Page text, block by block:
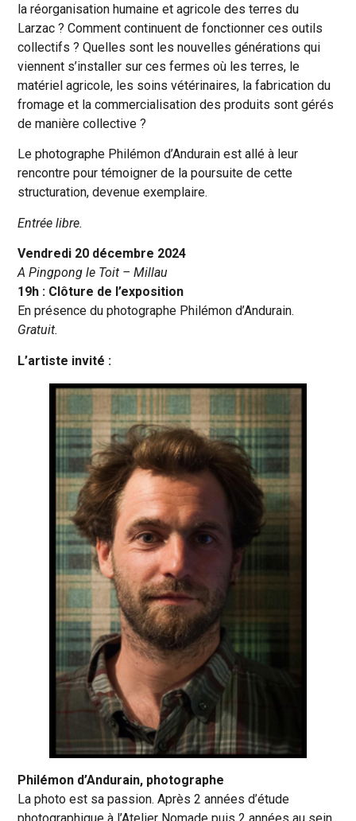
la réorganisation humaine et agricole des terres du
Larzac ? Comment continuent de fonctionner ces outils
collectifs ? Quelles sont les nouvelles générations qui
viennent s’installer sur ces fermes où les terres, le
matériel agricole, les soins vétérinaires, la fabrication du
fromage et la commercialisation des produits sont gérés
de manière collective ?
Le photographe Philémon d’Andurain est allé à leur
rencontre pour témoigner de la poursuite de cette
structuration, devenue exemplaire.
Entrée libre.
Vendredi 20 décembre 2024
A Pingpong le Toit – Millau
19h : Clôture de l’exposition
En présence du photographe Philémon d’Andurain.
Gratuit.
L’artiste invité :
Philémon d’Andurain, photographe
La photo est sa passion. Après 2 années d’étude